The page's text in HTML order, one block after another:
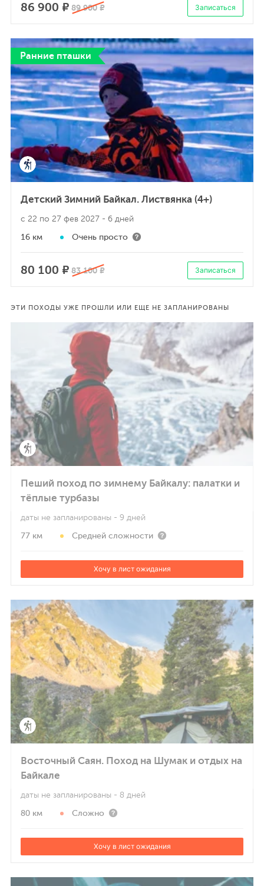
86 900 ₽ 89 900 ₽ Записаться
Ранние пташки
Детский Зимний Байкал. Листвянка (4+)
с 22 по 27 фев 2027 - 6 дней
16 км Очень просто
80 100 ₽ 83 100 ₽ Записаться
ЭТИ ПОХОДЫ УЖЕ ПРОШЛИ ИЛИ ЕЩЕ НЕ ЗАПЛАНИРОВАНЫ
Пеший поход по зимнему Байкалу: палатки и
тёплые турбазы
даты не запланированы - 9 дней
77 км Средней сложности
Хочу в лист ожидания
Восточный Саян. Поход на Шумак и отдых на
Байкале
даты не запланированы - 8 дней
80 км Сложно
Хочу в лист ожидания